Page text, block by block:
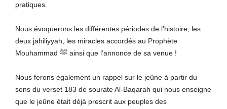
pratiques.
Nous évoquerons les différentes périodes de l’histoire, les
deux jahiliyyah, les miracles accordés au Prophète
Mouhammad ﷺ ainsi que l’annonce de sa venue !
Nous ferons également un rappel sur le jeûne à partir du
sens du verset 183 de sourate Al-Baqarah qui nous enseigne
que le jeûne était déjà prescrit aux peuples des